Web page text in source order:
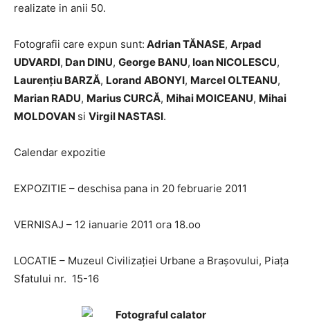
realizate in anii 50.
Fotografii care expun sunt: Adrian TĂNASE, Arpad
UDVARDI, Dan DINU, George BANU, Ioan NICOLESCU,
Laurenţiu BARZĂ, Lorand ABONYI, Marcel OLTEANU,
Marian RADU, Marius CURCĂ, Mihai MOICEANU, Mihai
MOLDOVAN si Virgil NASTASI.
Calendar expozitie
EXPOZITIE – deschisa pana in 20 februarie 2011
VERNISAJ – 12 ianuarie 2011 ora 18.oo
LOCATIE – Muzeul Civilizației Urbane a Brașovului, Piața
Sfatului nr. 15-16